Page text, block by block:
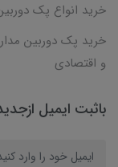
خرید انواع پک
خرید پک دوربین
و اقتصادی
باثبت ایمیل